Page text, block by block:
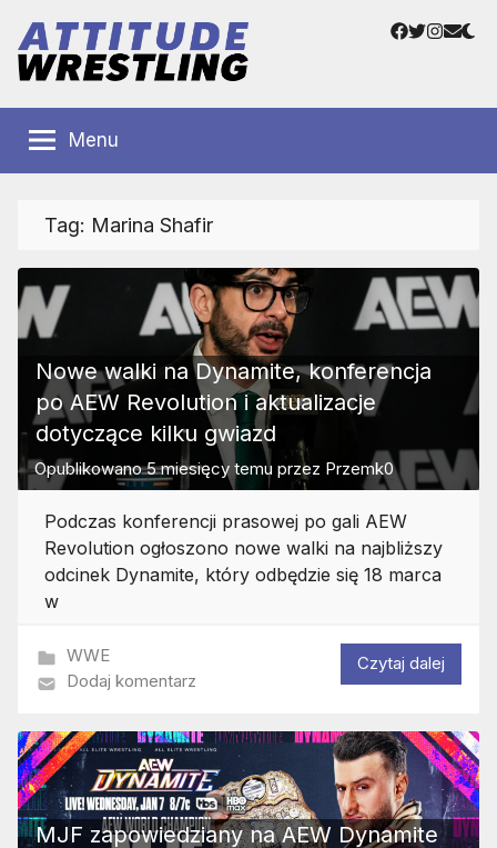
treści
Wrestling
Polska
Wrestlingu
Facebook
Twitter
Menu
Tag: Marina Shafir
Nowe walki na Dynamite, konferencja
po AEW Revolution i aktualizacje
dotyczące kilku gwiazd
Opublikowano5 miesięcy temu przez Przemk0
Podczas konferencji prasowej po gali AEW
Revolution ogłoszono nowe walki na najbliższy
odcinek Dynamite, który odbędzie się 18 marca
w
WWE
Dodaj komentarz
Czytaj dalej
MJF zapowiedziany na AEW Dynamite